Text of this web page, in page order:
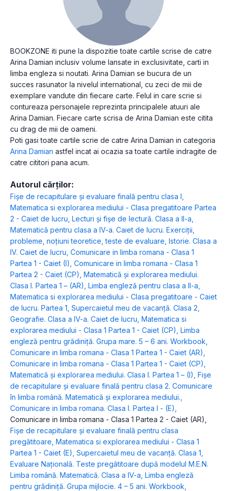
BOOKZONE iti pune la dispozitie toate cartile scrise de catre
Arina Damian inclusiv volume lansate in exclusivitate, carti in
limba engleza si noutati. Arina Damian se bucura de un
succes rasunator la nivelul international, cu zeci de mii de
exemplare vandute din fiecare carte. Felul in care scrie si
contureaza personajele reprezinta principalele atuuri ale
Arina Damian. Fiecare carte scrisa de Arina Damian este citita
cu drag de mii de oameni.
Poti gasi toate cartile scrie de catre Arina Damian in categoria
Arina Damian astfel incat ai ocazia sa toate cartile indragite de
catre cititori pana acum.
Autorul cărților:
Fişe de recapitulare şi evaluare finală pentru clasa I
Matematica si explorarea mediului - Clasa pregatitoare Partea
2 - Caiet de lucru Lecturi şi fişe de lectură. Clasa a II-a
Matematică pentru clasa a IV-a. Caiet de lucru. Exerciţii,
probleme, noţiuni teoretice, teste de evaluare Istorie. Clasa a
IV. Caiet de lucru Comunicare in limba romana - Clasa 1
Partea 1 - Caiet (I) Comunicare in limba romana - Clasa 1
Partea 2 - Caiet (CP) Matematică şi explorarea mediului.
Clasa I. Partea 1 – (AR) Limba engleză pentru clasa a II-a
Matematica si explorarea mediului - Clasa pregatitoare - Caiet
de lucru. Partea 1 Supercaietul meu de vacanță. Clasa 2
Geografie. Clasa a IV-a. Caiet de lucru Matematica si
explorarea mediului - Clasa 1 Partea 1 - Caiet (CP) Limba
engleză pentru grădiniţă. Grupa mare. 5 – 6 ani. Workbook
Comunicare in limba romana - Clasa 1 Partea 1 - Caiet (AR)
Comunicare in limba romana - Clasa 1 Partea 1 - Caiet (CP)
Matematică şi explorarea mediului. Clasa I. Partea 1 – (I) Fişe
de recapitulare şi evaluare finală pentru clasa 2. Comunicare
în limba română. Matematică şi explorarea mediului.
Comunicare in limba romana. Clasa I. Partea I - (E)
Comunicare in limba romana - Clasa 1 Partea 2 - Caiet (AR)
Fişe de recapitulare şi evaluare finală pentru clasa
pregătitoare Matematica si explorarea mediului - Clasa 1
Partea 1 - Caiet (E) Supercaietul meu de vacanță. Clasa 1
Evaluare Naţională. Teste pregătitoare după modelul M.E.N.
Limba română. Matematică. Clasa a IV-a Limba engleză
pentru grădiniţă. Grupa mijlocie. 4 – 5 ani. Workbook